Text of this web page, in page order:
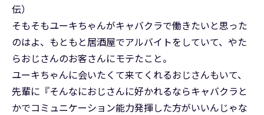
伝）
そもそもユーキちゃんがキャバクラで働きたいと思った
のはよ、もともと居酒屋でアルバイトをしていて、やた
らおじさんのお客さんにモテたこと。
ユーキちゃんに会いたくて来てくれるおじさんもいて、
先輩に『そんなにおじさんに好かれるならキャバクラと
かでコミュニケーション能力発揮した方がいいんじゃな